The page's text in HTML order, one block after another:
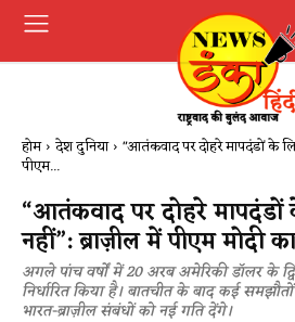
होम देश दुनिया "आतंकवाद पर दोहरे मापदंडों के
पीएम...
“आतंकवाद पर दोहरे
नहीं”: ब्राज़ील में पीएम
अगले पांच वर्षों में 20 अरब अमेरिकी डॉलर के
निर्धारित किया है। बातचीत के बाद कई
भारत-ब्राज़ील संबंधों को नई गति देंगे।